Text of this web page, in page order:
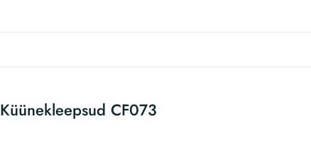
Küünekleepsud CF073